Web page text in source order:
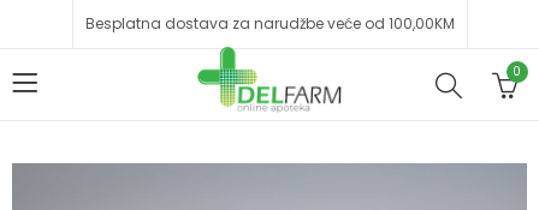
Besplatna dostava za narudžbe veće od 100,00KM
0